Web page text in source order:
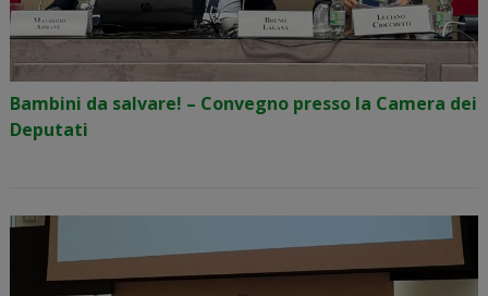
Bambini da salvare! – Convegno presso la Camera dei
Deputati